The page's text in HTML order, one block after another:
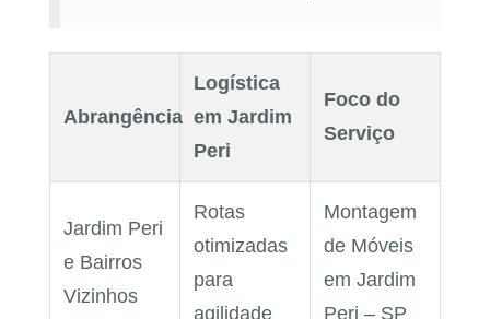
Abrangência
Logística
em Jardim
Peri
Foco do
Serviço
Jardim Peri
e Bairros
Vizinhos
Rotas
otimizadas
para
agilidade
Montagem
de Móveis
em Jardim
Peri – SP